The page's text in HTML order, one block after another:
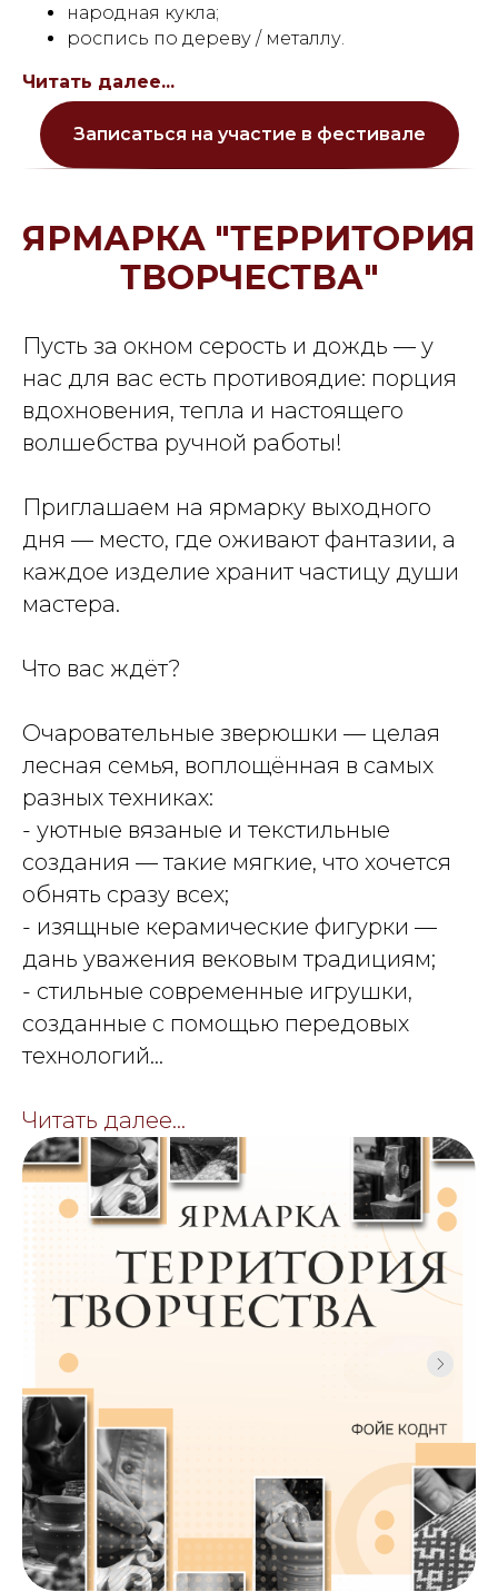
народная кукла;
роспись по дереву / металлу.
Читать далее...
Записаться на участие в фестивале
ЯРМАРКА "ТЕРРИТОРИЯ
ТВОРЧЕСТВА"
Пусть за окном серость и дождь — у
нас для вас есть противоядие: порция
вдохновения, тепла и настоящего
волшебства ручной работы!
Приглашаем на ярмарку выходного
дня — место, где оживают фантазии, а
каждое изделие хранит частицу души
мастера.
Что вас ждёт?
Очаровательные зверюшки — целая
лесная семья, воплощённая в самых
разных техниках:
- уютные вязаные и текстильные
создания — такие мягкие, что хочется
обнять сразу всех;
- изящные керамические фигурки —
дань уважения вековым традициям;
- стильные современные игрушки,
созданные с помощью передовых
технологий...
Читать далее...